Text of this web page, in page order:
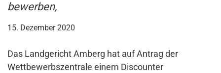
bewerben,
15. Dezember 2020
Das Landgericht Amberg hat auf Antrag der
Wettbewerbszentrale einem Discounter